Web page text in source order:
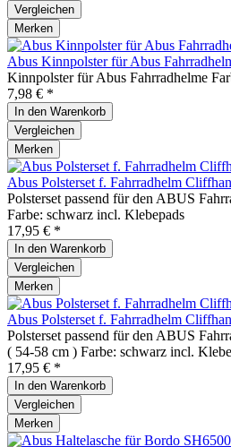
Vergleichen
Merken
Abus Kinnpolster für Abus
Kinnpolster für Abus Fahrradhelme
7,98 € *
In den Warenkorb
Vergleichen
Merken
Abus Polsterset f. Fahrradhelm
Polsterset passend für den ABUS
Farbe: schwarz incl. Klebepads
17,95 € *
In den Warenkorb
Vergleichen
Merken
Abus Polsterset f. Fahrradhelm
Polsterset passend für den ABUS
( 54-58 cm ) Farbe: schwarz incl.
17,95 € *
In den Warenkorb
Vergleichen
Merken